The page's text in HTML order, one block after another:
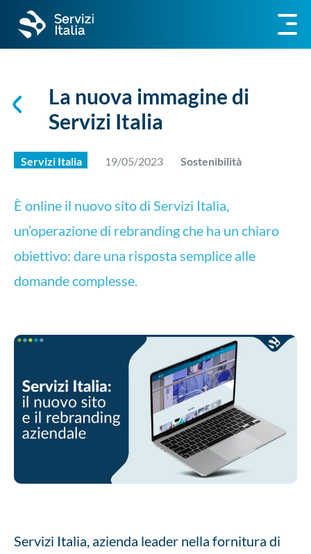
La nuova immagine di
Servizi Italia
Servizi Italia 19/05/2023 Sostenibilità
È online il nuovo sito di Servizi Italia,
un’operazione di rebranding che ha un chiaro
obiettivo: dare una risposta semplice alle
domande complesse.
Servizi Italia, azienda leader nella fornitura di